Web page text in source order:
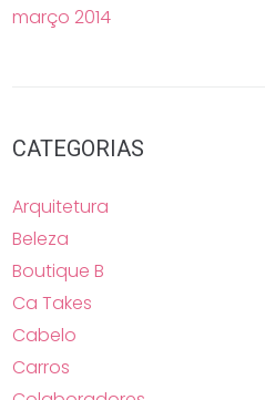
março 2014
CATEGORIAS
Arquitetura
Beleza
Boutique B
Ca Takes
Cabelo
Carros